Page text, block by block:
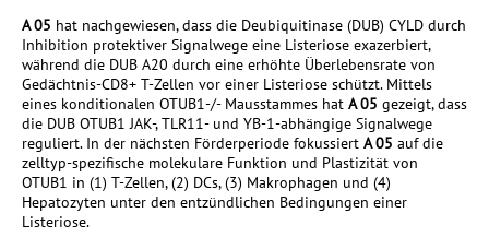
A 05 hat nachgewiesen, dass die Deubiquitinase (DUB) CYLD durch
Inhibition protektiver Signalwege eine Listeriose exazerbiert,
während die DUB A20 durch eine erhöhte Überlebensrate von
Gedächtnis-CD8+ T-Zellen vor einer Listeriose schützt. Mittels
eines konditionalen OTUB1-/- Mausstammes hat A 05 gezeigt, dass
die DUB OTUB1 JAK-, TLR11- und YB-1-abhängige Signalwege
reguliert. In der nächsten Förderperiode fokussiert A 05 auf die
zelltyp-spezifische molekulare Funktion und Plastizität von
OTUB1 in (1) T-Zellen, (2) DCs, (3) Makrophagen und (4)
Hepatozyten unter den entzündlichen Bedingungen einer
Listeriose.